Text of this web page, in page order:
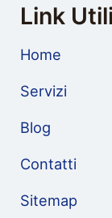
Link Utili
Home
Servizi
Blog
Contatti
Sitemap